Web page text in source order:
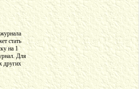
стать
на 1
Для
других